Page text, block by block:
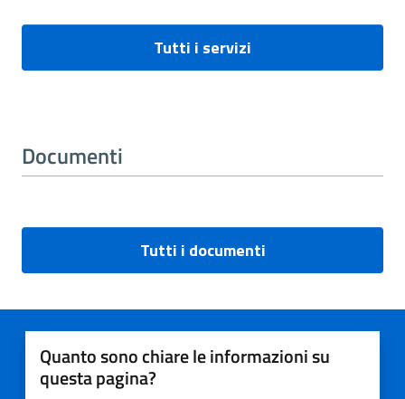
Tutti i servizi
Documenti
Tutti i documenti
Quanto sono chiare le informazioni su
questa pagina?